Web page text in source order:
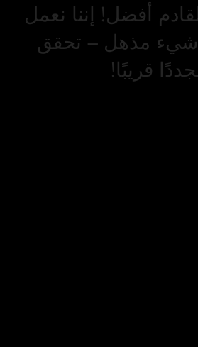
أفضل! إننا نعمل
شيء مذهل – تحقق
قريبًا!